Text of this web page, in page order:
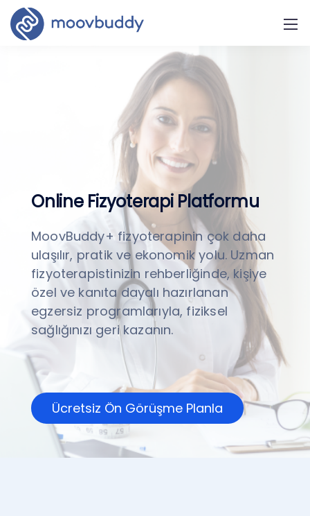
Online Fizyoterapi Platformu
MoovBuddy+ fizyoterapinin çok daha
ulaşılır, pratik ve ekonomik yolu. Uzman
fizyoterapistinizin rehberliğinde, kişiye
özel ve kanıta dayalı hazırlanan
egzersiz programlarıyla, fiziksel
sağlığınızı geri kazanın.
Ücretsiz Ön Görüşme Planla